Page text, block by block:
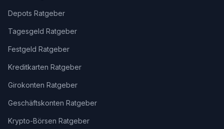
Depots Ratgeber
Tagesgeld Ratgeber
Festgeld Ratgeber
Kreditkarten Ratgeber
Girokonten Ratgeber
Geschäftskonten Ratgeber
Krypto-Börsen Ratgeber